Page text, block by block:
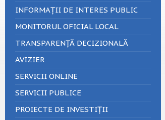
INFORMAȚII DE INTERES PUBLIC
MONITORUL OFICIAL LOCAL
TRANSPARENȚĂ DECIZIONALĂ
AVIZIER
SERVICII ONLINE
SERVICII PUBLICE
PROIECTE DE INVESTIȚII